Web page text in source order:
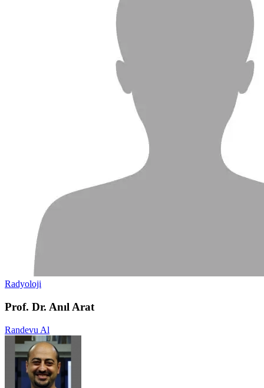
Radyoloji
Prof. Dr. Anıl Arat
Randevu Al